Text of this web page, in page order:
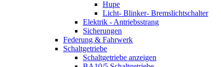
Hupe
Licht- Blinker- Bremslichtschalter
Elektrik - Antriebsstrang
Sicherungen
Federung & Fahrwerk
Schaltgetriebe
Schaltgetriebe anzeigen